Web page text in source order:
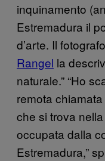
inquinamento
Estremadura il
d’arte. Il fotografo
Rangel la
naturale.” “Ho
remota
che si trova
occupata dalla
Estremadura,”